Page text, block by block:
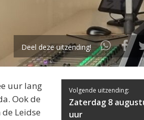
Deel deze uitzending!
uur lang
Ook de
Leidse
Volgende uitzending:
Zaterdag 8
uur